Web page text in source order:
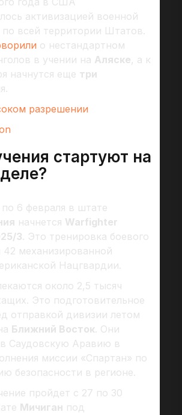
активизацией военной
по всей территории Штатов.
о нестандартном
в учении на Аляске, а к
начнутся еще три
разрешении
стартуют на
6 февраля в штате
начнется Warfighter
3. Это тренировка боевого
42 механизированной
Нацгвардии.
около 2,5 тысяч
Это подготовительное
отправкой дивизии летом
Ближний Восток. Они
в Саудовскую Аравию в
миссии «Спартан» по
безопасности в регионе.
пройдет с 27 по 30
Мичиган под